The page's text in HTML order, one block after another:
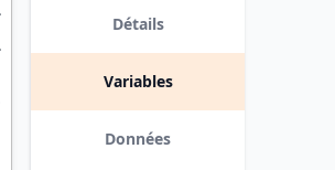
Détails
Variables
Données